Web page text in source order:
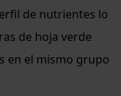
de nutrientes lo
de hoja verde
en el mismo grupo